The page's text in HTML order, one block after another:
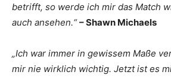
betrifft, so werde ich mir das Match
auch ansehen.“– Shawn Michaels
„Ich war immer in gewissem Maße
mir nie wirklich wichtig. Jetzt ist es